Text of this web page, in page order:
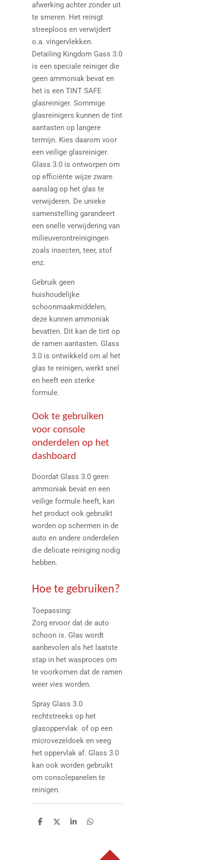
afwerking achter zonder uit
te smeren. Het reinigt
streeploos en verwijdert
o.a. vingervlekken.
Detailing Kingdom Gass 3.0
is een speciale reiniger die
geen ammoniak bevat en
het is een TINT SAFE
glasreiniger. Sommige
glasreinigers kunnen de tint
aantasten op langere
termijn. Kies daarom voor
een veilige glasreiniger.
Glass 3.0 is ontworpen om
op efficiënte wijze zware
aanslag op het glas te
verwijderen. De unieke
samenstelling garandeert
een snelle verwijdering van
milieuverontreinigingen
zoals insecten, teer, stof
enz.
Gebruik geen
huishoudelijke
schoonmaakmiddelen,
deze kunnen ammoniak
bevatten. Dit kan de tint op
de ramen aantasten. Glass
3.0 is ontwikkeld om al het
glas te reinigen, werkt snel
en heeft een sterke
formule.
Ook te gebruiken
voor console
onderdelen op het
dashboard
Doordat Glass 3.0 geen
ammoniak bevat en een
veilige formule heeft, kan
het product ook gebruikt
worden op schermen in de
auto en andere onderdelen
die delicate reiniging nodig
hebben.
Hoe te gebruiken?
Toepassing:
Zorg ervoor dat de auto
schoon is. Glas wordt
aanbevolen als het laatste
stap in het wasproces om
te voorkomen dat de ramen
weer vies worden.
Spray Glass 3.0
rechtstreeks op het
glasoppervlak of op een
microvezeldoek en veeg
het oppervlak af. Glass 3.0
kan ook worden gebruikt
om consolepanelen te
reinigen.
D
D
S
D